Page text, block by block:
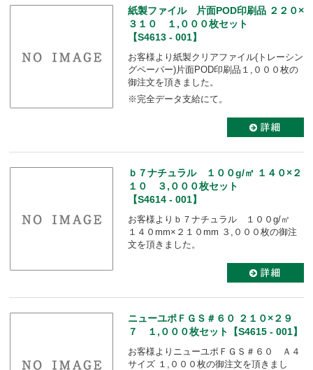
紙製ファイル 片面POD印刷品 ２２０×
３１０ １,０００枚セット
【S4613 - 001】
お客様より紙製クリアファイル(トレーシン
グペーパー)片面POD印刷品１,０００枚の
御注文を頂きました。
※完全データ支給にて。
ｂ７ナチュラル １００g/㎡ １４０×２
１０ ３,０００枚セット
【S4614 - 001】
お客様よりｂ７ナチュラル １００g/㎡
１４０mm×２１０mm ３,０００枚の御注
文を頂きました。
ニューユポＦＧＳ＃６０ ２１０×２９
７ １,０００枚セット【S4615 - 001】
お客様よりニューユポＦＧＳ＃６０ Ａ４
サイズ １,０００枚の御注文を頂きまし